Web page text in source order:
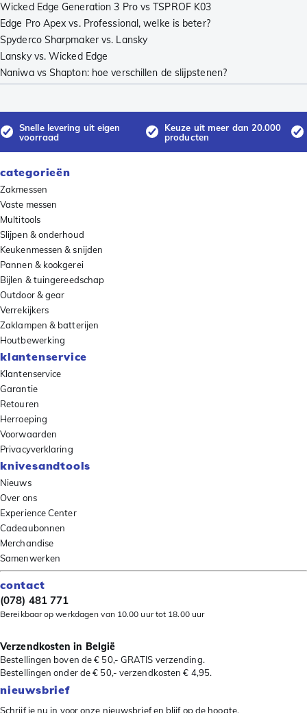
Wicked Edge Generation 3 Pro vs TSPROF K03
Edge Pro Apex vs. Professional, welke is beter?
Spyderco Sharpmaker vs. Lansky
Lansky vs. Wicked Edge
Naniwa vs Shapton: hoe verschillen de slijpstenen?
Snelle levering uit eigen
voorraad
Keuze uit meer dan 20.000
producten
categorieën
Zakmessen
Vaste messen
Multitools
Slijpen & onderhoud
Keukenmessen & snijden
Pannen & kookgerei
Bijlen & tuingereedschap
Outdoor & gear
Verrekijkers
Zaklampen & batterijen
Houtbewerking
klantenservice
Klantenservice
Garantie
Retouren
Herroeping
Voorwaarden
Privacyverklaring
knivesandtools
Nieuws
Over ons
Experience Center
Cadeaubonnen
Merchandise
Samenwerken
contact
(078) 481 771
Bereikbaar op werkdagen van 10.00 uur tot 18.00 uur
Verzendkosten in België
Bestellingen boven de € 50,- GRATIS verzending.
Bestellingen onder de € 50,- verzendkosten € 4,95.
nieuwsbrief
Schrijf je nu in voor onze nieuwsbrief en blijf op de hoogte.